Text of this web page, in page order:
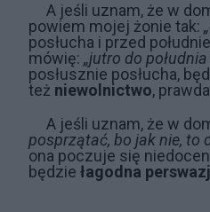
A jeśli uznam, że w
powiem mojej żonie tak:
posłucha i przed
mówię: „jutro do
posłusznie posłucha,
też niewolnictwo,
A jeśli uznam, że w
posprzątać, bo jak nie, to
ona poczuje się
będzie łagodna